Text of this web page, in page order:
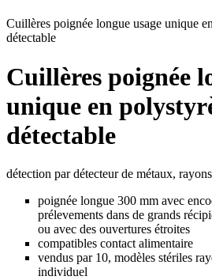
Cuillères poignée longue usage unique
détectable
Cuillères poignée
unique en
détectable
détection par détecteur de métaux,
poignée longue 300 mm avec
prélevements dans de grands
ou avec des ouvertures étroites
compatibles contact alimentaire
vendus par 10, modèles stériles
individuel